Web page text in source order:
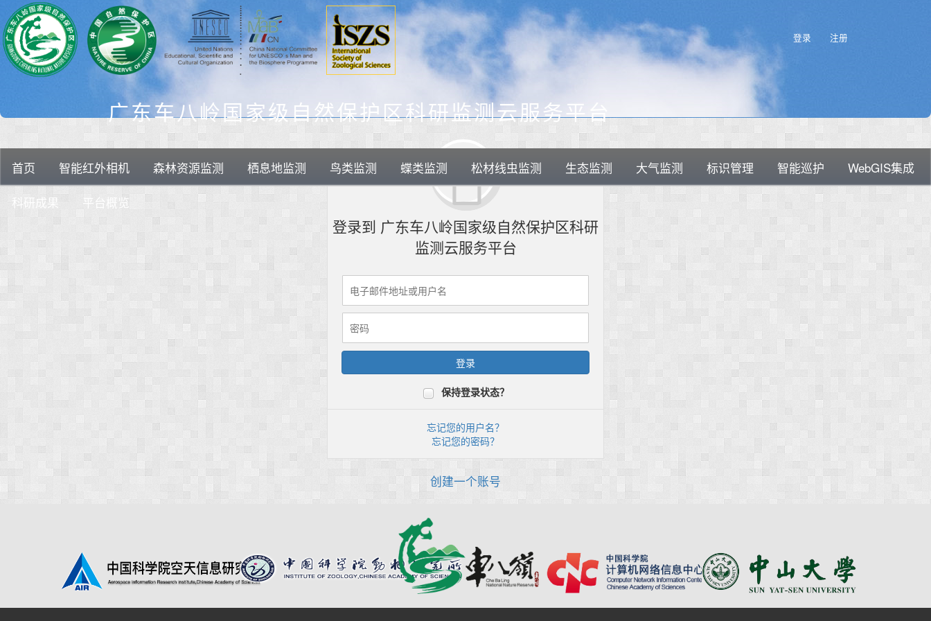
广东车八岭国家级自然保护区科研监测云服务平台
登录 注册
首页 智能红外相机 森林资源监测 栖息地监测 鸟类监测 蝶类监测 松材线虫监测 生态监测 大气监测 标识管理 智能巡护
WebGIS集成
科研成果
平台概览
登录到 广东车八岭国家级自然保护区科研
监测云服务平台
保持登录状态？
忘记您的用户名？
忘记您的密码？
创建一个账号